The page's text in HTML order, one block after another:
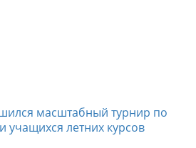
масштабный турнир по
учащихся летних курсов